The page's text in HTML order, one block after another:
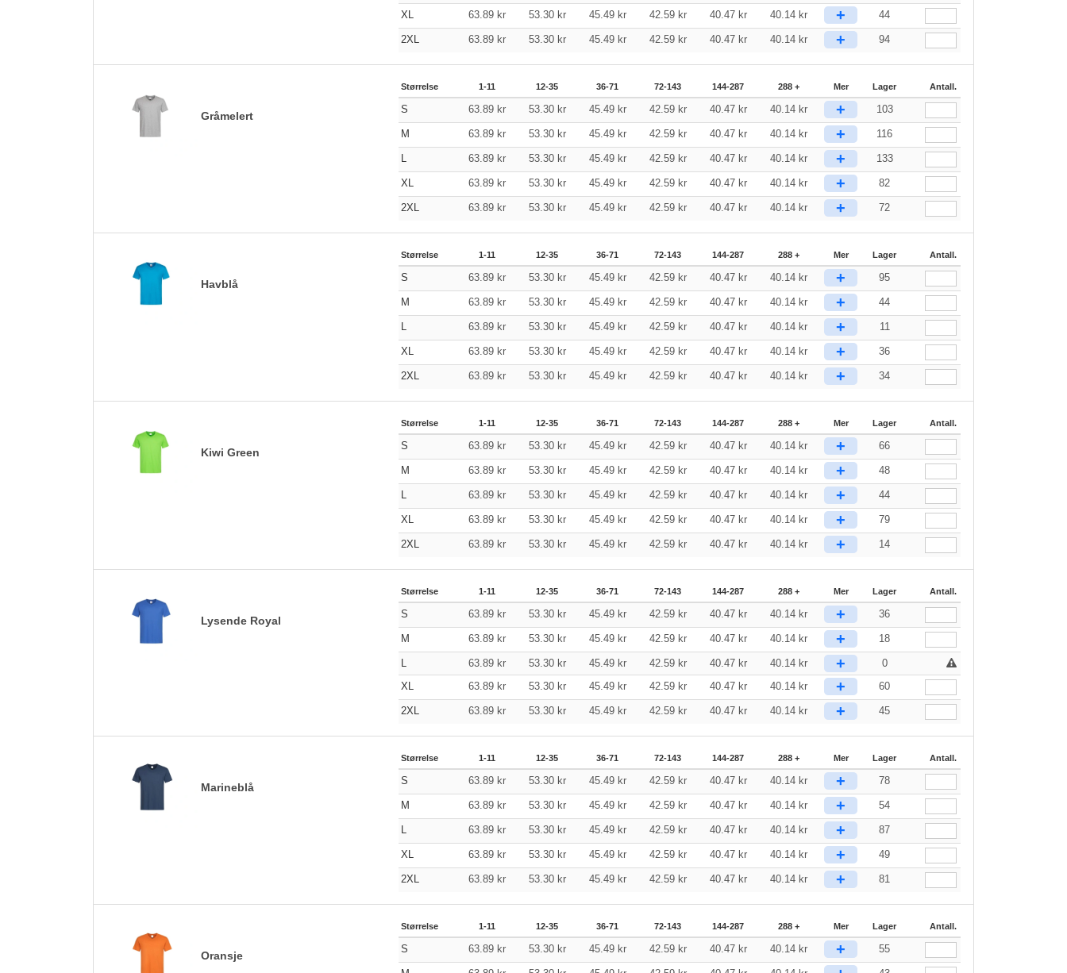
XL 63.89 kr 53.30 kr 45.49 kr 42.59 kr 40.47 kr 40.14 kr + 44
2XL 63.89 kr 53.30 kr 45.49 kr 42.59 kr 40.47 kr 40.14 kr + 94
Gråmelert
Størrelse 1-11 12-35 36-71 72-143 144-287 288 + Mer Lager Antall.
S 63.89 kr 53.30 kr 45.49 kr 42.59 kr 40.47 kr 40.14 kr + 103
M 63.89 kr 53.30 kr 45.49 kr 42.59 kr 40.47 kr 40.14 kr + 116
63.89 kr 53.30 kr 45.49 kr 42.59 kr 40.47 kr 40.14 kr + 133
XL 63.89 kr 53.30 kr 45.49 kr 42.59 kr 40.47 kr 40.14 kr + 82
2XL 63.89 kr 53.30 kr 45.49 kr 42.59 kr 40.47 kr 40.14 kr + 72
Havblå
Størrelse 1-11 12-35 36-71 72-143 144-287 288 + Mer Lager Antall.
S 63.89 kr 53.30 kr 45.49 kr 42.59 kr 40.47 kr 40.14 kr + 95
M 63.89 kr 53.30 kr 45.49 kr 42.59 kr 40.47 kr 40.14 kr + 44
63.89 kr 53.30 kr 45.49 kr 42.59 kr 40.47 kr 40.14 kr + 11
XL 63.89 kr 53.30 kr 45.49 kr 42.59 kr 40.47 kr 40.14 kr + 36
2XL 63.89 kr 53.30 kr 45.49 kr 42.59 kr 40.47 kr 40.14 kr + 34
Kiwi Green
Størrelse 1-11 12-35 36-71 72-143 144-287 288 + Mer Lager Antall.
S 63.89 kr 53.30 kr 45.49 kr 42.59 kr 40.47 kr 40.14 kr + 66
M 63.89 kr 53.30 kr 45.49 kr 42.59 kr 40.47 kr 40.14 kr + 48
63.89 kr 53.30 kr 45.49 kr 42.59 kr 40.47 kr 40.14 kr + 44
XL 63.89 kr 53.30 kr 45.49 kr 42.59 kr 40.47 kr 40.14 kr + 79
2XL 63.89 kr 53.30 kr 45.49 kr 42.59 kr 40.47 kr 40.14 kr + 14
Lysende Royal
Størrelse 1-11 12-35 36-71 72-143 144-287 288 + Mer Lager Antall.
S 63.89 kr 53.30 kr 45.49 kr 42.59 kr 40.47 kr 40.14 kr + 36
M 63.89 kr 53.30 kr 45.49 kr 42.59 kr 40.47 kr 40.14 kr + 18
63.89 kr 53.30 kr 45.49 kr 42.59 kr 40.47 kr 40.14 kr +
0
XL
63.89 kr 53.30 kr 45.49 kr 42.59 kr 40.47 kr 40.14 kr + 60
2XL 63.89 kr 53.30 kr 45.49 kr 42.59 kr 40.47 kr 40.14 kr + 45
Marineblå
Størrelse 1-11 12-35 36-71 72-143 144-287 288 + Mer Lager Antall.
S 63.89 kr 53.30 kr 45.49 kr 42.59 kr 40.47 kr 40.14 kr + 78
M 63.89 kr 53.30 kr 45.49 kr 42.59 kr 40.47 kr 40.14 kr + 54
63.89 kr 53.30 kr 45.49 kr 42.59 kr 40.47 kr 40.14 kr + 87
XL 63.89 kr 53.30 kr 45.49 kr 42.59 kr 40.47 kr 40.14 kr + 49
2XL 63.89 kr 53.30 kr 45.49 kr 42.59 kr 40.47 kr 40.14 kr + 81
Oransje
Størrelse 1-11 12-35 36-71 72-143 144-287 288 + Mer Lager Antall.
S 63.89 kr 53.30 kr 45.49 kr 42.59 kr 40.47 kr 40.14 kr + 55